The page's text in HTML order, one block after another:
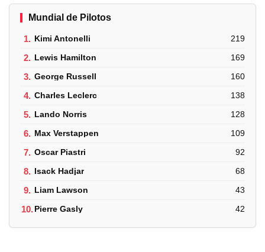
Mundial de Pilotos
1. Kimi Antonelli 219
2. Lewis Hamilton 169
3. George Russell 160
4. Charles Leclerc 138
5. Lando Norris 128
6. Max Verstappen 109
7. Oscar Piastri 92
8. Isack Hadjar 68
9. Liam Lawson 43
10.Pierre Gasly 42